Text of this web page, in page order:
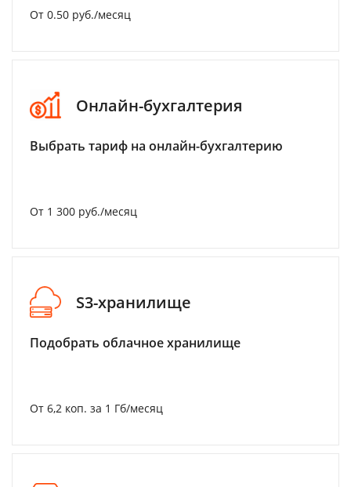
От 0.50 руб./месяц
Онлайн-бухгалтерия
Выбрать тариф на онлайн-бухгалтерию
От 1 300 руб./месяц
S3-хранилище
Подобрать облачное хранилище
От 6,2 коп. за 1 Гб/месяц